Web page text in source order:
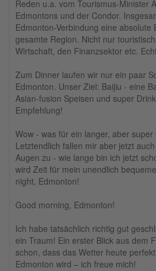
Reden u.a. vom Tourismus-Minister
Edmontons und der Condor.
Edmonton-Verbindung eine absolute
gesamte Region. Nicht nur
Wirtschaft, den Finanzsektor etc.
Zum Dinner laufen wir nur ein paar
Edmonton. Unser Ziel: Baijiu - eine
Asian-fusion Speisen und super
Empfehlung!
Wow - was für ein langer, aber
Letztendlich fallen mir aber jetzt
Augen zu - wie lange bin ich jetzt
wird Zeit für mein unendlich
night, Edmonton!
Good morning, Edmonton!
Ich habe tatsächlich richtig gut
ein Traum! Ein erster Blick aus dem
schon, dass das Wetter heute
Edmonton wird – ich freue mich!